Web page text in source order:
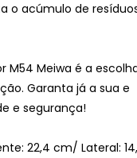
o acúmulo de
M54 Meiwa é a
Garanta já a sua e
e segurança!
22,4 cm/ Lateral: